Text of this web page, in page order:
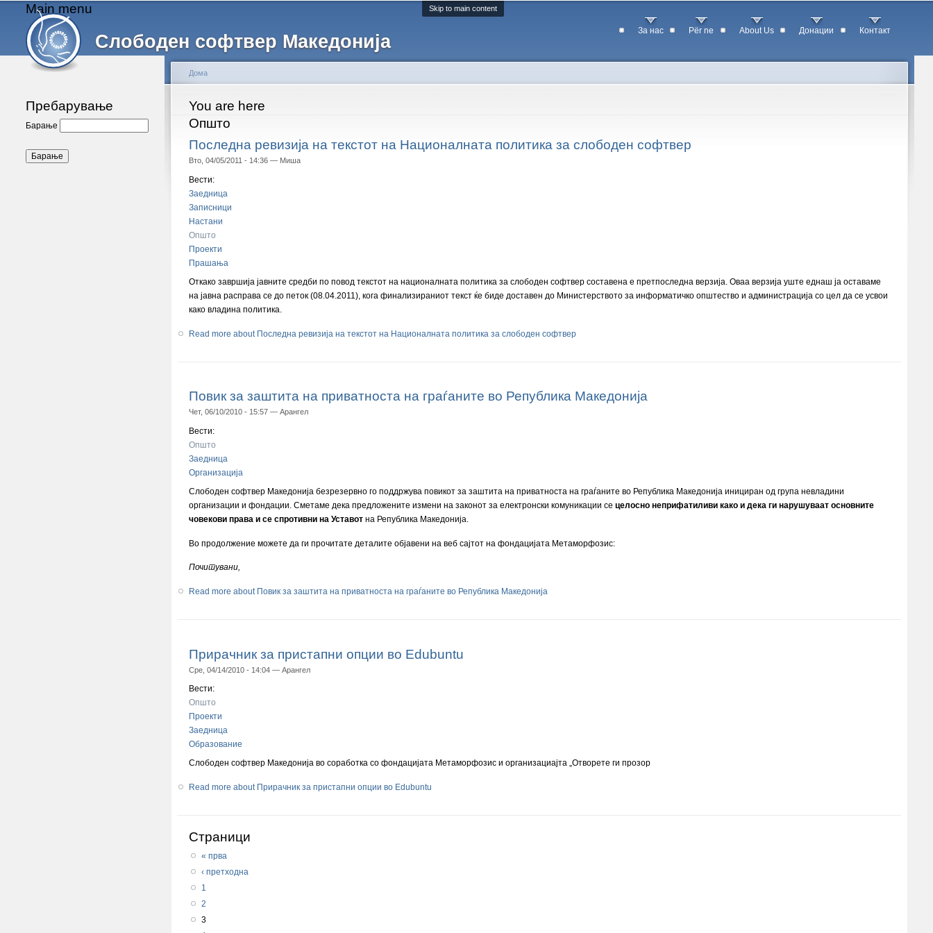
Skip to main content
Слободен софтвер Македонија
Main menu
За нас Për ne About Us Донации Контакт
Пребарување
Барање
You are here
Дома
Општо
Последна ревизија на текстот на Националната политика за слободен софтвер
Вто, 04/05/2011 - 14:36 — Миша
Вести:
Заедница
Записници
Настани
Општо
Проекти
Прашања
Откако завршија јавните средби по повод текстот на националната политика за слободен софтвер составена е претпоследна верзија. Оваа верзија уште еднаш ја оставаме
на јавна расправа се до петок (08.04.2011), кога финализираниот текст ќе биде доставен до Министерството за информатичко општество и администрација со цел да се усвои
како владина политика.
Read more about Последна ревизија на текстот на Националната политика за слободен софтвер
Повик за заштита на приватноста на граѓаните во Република Македонија
Чет, 06/10/2010 - 15:57 — Арангел
Вести:
Општо
Заедница
Организација
Слободен софтвер Македонија безрезервно го поддржува повикот за заштита на приватноста на граѓаните во Република Македонија инициран од група невладини
организации и фондации. Сметаме дека предложените измени на законот за електронски комуникации се целосно неприфатиливи како и дека ги нарушуваат основните
човекови права и се спротивни на Уставот на Република Македонија.
Во продолжение можете да ги прочитате деталите објавени на веб сајтот на фондацијата Метаморфозис:
Почитувани,
Read more about Повик за заштита на приватноста на граѓаните во Република Македонија
Прирачник за пристапни опции во Edubuntu
Сре, 04/14/2010 - 14:04 — Арангел
Вести:
Општо
Проекти
Заедница
Образование
Слободен софтвер Македонија во соработка со фондацијата Метаморфозис и организациајта „Отворете ги прозор
Read more about Прирачник за пристапни опции во Edubuntu
Страници
« прва
‹ претходна
1
2
3